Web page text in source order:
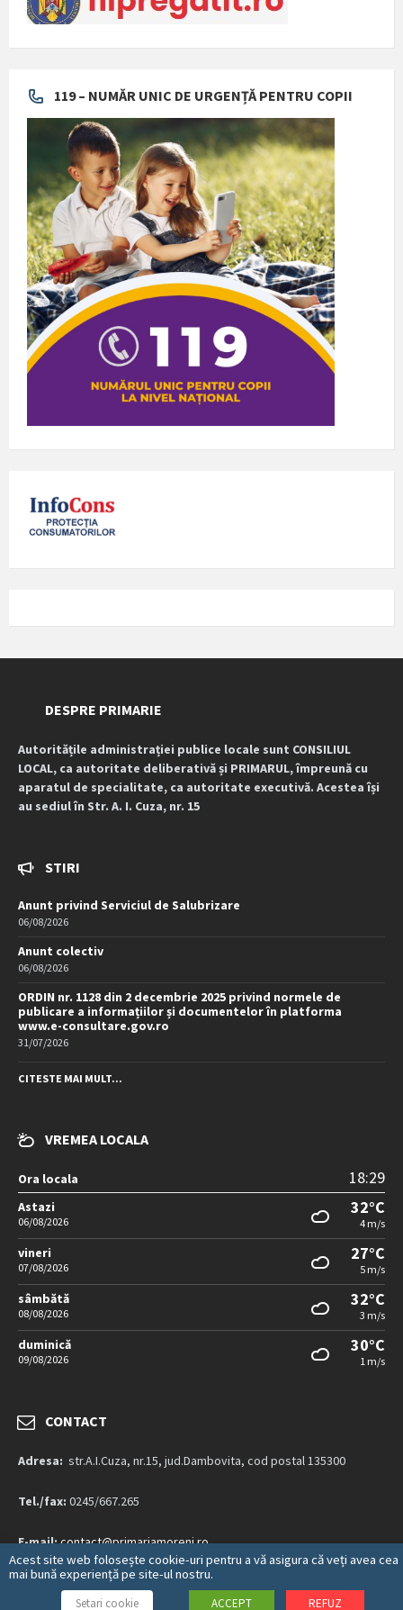
119 – NUMĂR UNIC DE URGENȚĂ PENTRU COPII
DESPRE PRIMARIE
Autoritățile administrației publice locale sunt CONSILIUL
LOCAL, ca autoritate deliberativă și PRIMARUL, împreună cu
aparatul de specialitate, ca autoritate executivă. Acestea își
au sediul în Str. A. I. Cuza, nr. 15
STIRI
Anunt privind Serviciul de Salubrizare
06/08/2026
Anunt colectiv
06/08/2026
ORDIN nr. 1128 din 2 decembrie 2025 privind normele de
publicare a informațiilor și documentelor în platforma
www.e-consultare.gov.ro
31/07/2026
CITESTE MAI MULT...
VREMEA LOCALA
Ora locala 18:29
Astazi
06/08/2026
32°C
4 m/s
vineri
07/08/2026
27°C
5 m/s
sâmbătă
08/08/2026
32°C
3 m/s
duminică
09/08/2026
30°C
1 m/s
CONTACT
Adresa: str.A.I.Cuza, nr.15, jud.Dambovita, cod postal 135300
Tel./fax: 0245/667.265
E-mail:contact@primariamoreni.ro
Mai multe detalii…
Acest site web folosește cookie-uri pentru a vă asigura că veți avea cea
mai bună experiență pe site-ul nostru.
Setari cookie ACCEPT REFUZ